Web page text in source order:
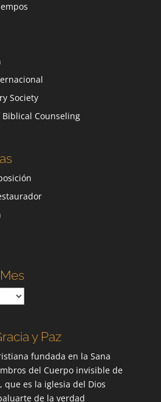
Society
Biblical Counseling
y Paz
fundada en la Sana
del Cuerpo invisible de
que es la iglesia del Dios
de la verdad